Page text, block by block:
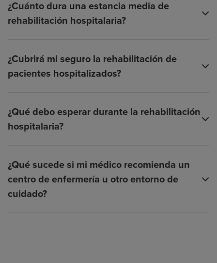
¿Cuánto dura una estancia media de
rehabilitación hospitalaria?
¿Cubrirá mi seguro la rehabilitación de
pacientes hospitalizados?
¿Qué debo esperar durante la rehabilitación
hospitalaria?
¿Qué sucede si mi médico recomienda un
centro de enfermería u otro entorno de
cuidado?